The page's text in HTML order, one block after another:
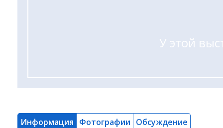
У этой
Информация Фотографии Обсуждение